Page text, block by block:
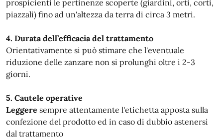
prospicienti le pertinenze scoperte (giardini, orti, corti,
piazzali) fino ad un'altezza da terra di circa 3 metri.
4. Durata dell’efficacia del trattamento
Orientativamente si può stimare che l'eventuale
riduzione delle zanzare non si prolunghi oltre i 2-3
giorni.
5. Cautele operative
Leggere sempre attentamente l'etichetta apposta sulla
confezione del prodotto ed in caso di dubbio astenersi
dal trattamento